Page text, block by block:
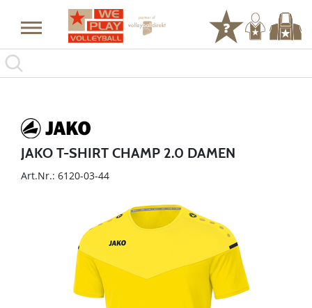
JAKO T-SHIRT CHAMP 2.0 DAMEN
Art.Nr.: 6120-03-44